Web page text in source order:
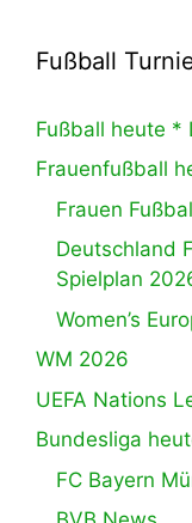
Fußball
Fußball heute *
Frauenfußball
Frauen
Deutschland
Spielplan
Women’s
WM 2026
UEFA Nations
Bundesliga
FC Bayern